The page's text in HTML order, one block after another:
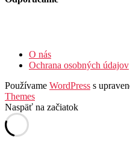
O nás
Ochrana osobných údajov
Používame WordPress s
Themes
Naspäť na začiatok